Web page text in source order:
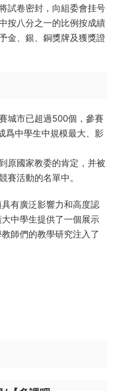
試卷密封，向組委會挂号
按八分之一的比例按成績
金、銀、銅獎牌及獲獎證
城市已超過500個，參賽
爲中學生中規模最大、影
原國家教委的肯定，并被
賽活動的名單中。
有廣泛影響力和高度認
中學生提供了一個展示
師們的教學研究注入了